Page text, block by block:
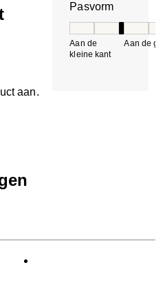
aan.
Pasvorm
Aan de
kleine kant
Aan de